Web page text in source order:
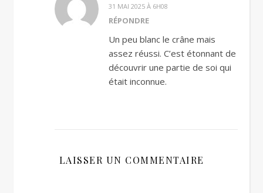
31 MAI 2025 À 6H08
RÉPONDRE
Un peu blanc le crâne mais
assez réussi. C’est étonnant de
découvrir une partie de soi qui
était inconnue.
LAISSER UN COMMENTAIRE